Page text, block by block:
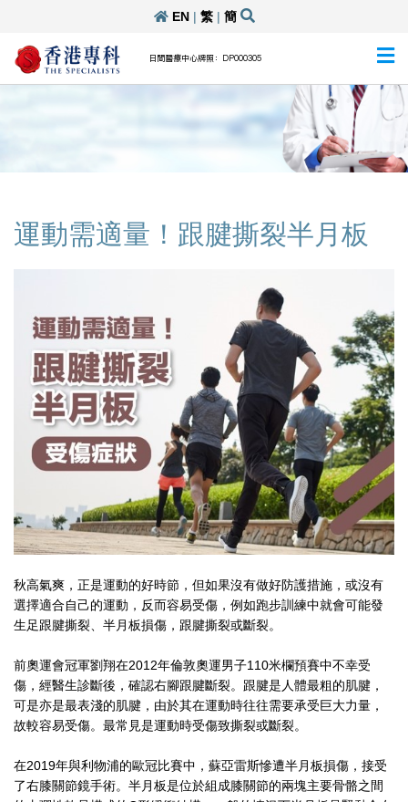
EN| 繁| 簡
日間醫療中心牌照：DP000305
運動需適量！跟腱撕裂半月板
秋高氣爽，正是運動的好時節，但如果沒有做好防護措施，或沒有
選擇適合自己的運動，反而容易受傷，例如跑步訓練中就會可能發
生足跟腱撕裂、半月板損傷，跟腱撕裂或斷裂。
前奧運會冠軍劉翔在2012年倫敦奧運男子110米欄預賽中不幸受
傷，經醫生診斷後，確認右腳跟腱斷裂。跟腱是人體最粗的肌腱，
可是亦是最表淺的肌腱，由於其在運動時往往需要承受巨大力量，
故較容易受傷。最常見是運動時受傷致撕裂或斷裂。
在2019年與利物浦的歐冠比賽中，蘇亞雷斯慘遭半月板損傷，接受
了右膝關節鏡手術。半月板是位於組成膝關節的兩塊主要骨骼之間